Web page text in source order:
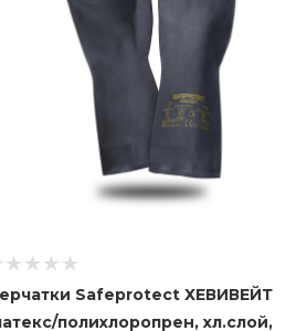
Safeprotect ХЕВИВЕЙТ
полихлоропрен, хл.слой,